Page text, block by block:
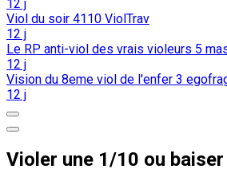
12 j
Viol du soir 4110 ViolTrav
12 j
Le RP anti-viol des vrais violeurs 5
12 j
Vision du 8eme viol de l'enfer 3
12 j